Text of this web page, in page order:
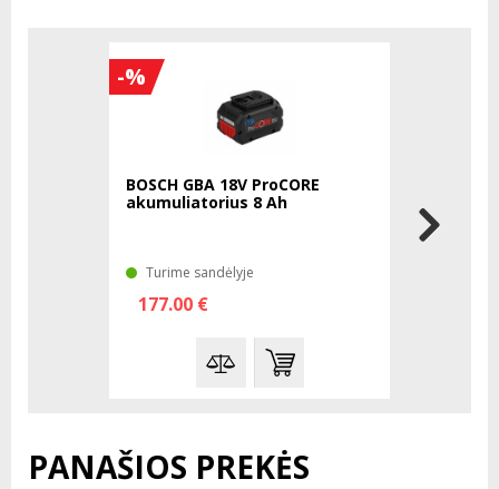
-%
BOSCH GBA 18V ProCORE
akumuliatorius 8 Ah
Turime sandėlyje
177.00 €
PANAŠIOS PREKĖS